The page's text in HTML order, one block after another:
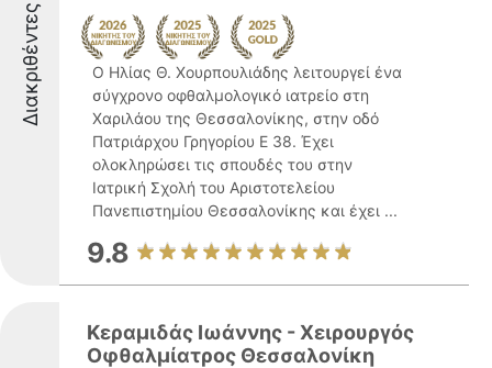
Διακριθέντες
Ο Ηλίας Θ. Χουρπουλιάδης λειτουργεί ένα
σύγχρονο οφθαλμολογικό ιατρείο στη
Χαριλάου της Θεσσαλονίκης, στην οδό
Πατριάρχου Γρηγορίου Ε 38. Έχει
ολοκληρώσει τις σπουδές του στην
Ιατρική Σχολή του Αριστοτελείου
Πανεπιστημίου Θεσσαλονίκης και έχει ...
9.8
Κεραμιδάς Ιωάννης - Χειρουργός
Οφθαλμίατρος Θεσσαλονίκη